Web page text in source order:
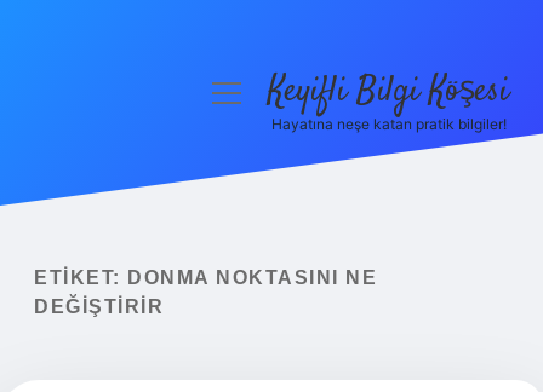
Yasal Uyarı
menüyüKeyifli Bilgi Köşesi
Hayatına neşe katan pratik bilgiler!
ETIKET:
DONMA NOKTASINI NE
DEĞIŞTIRIR